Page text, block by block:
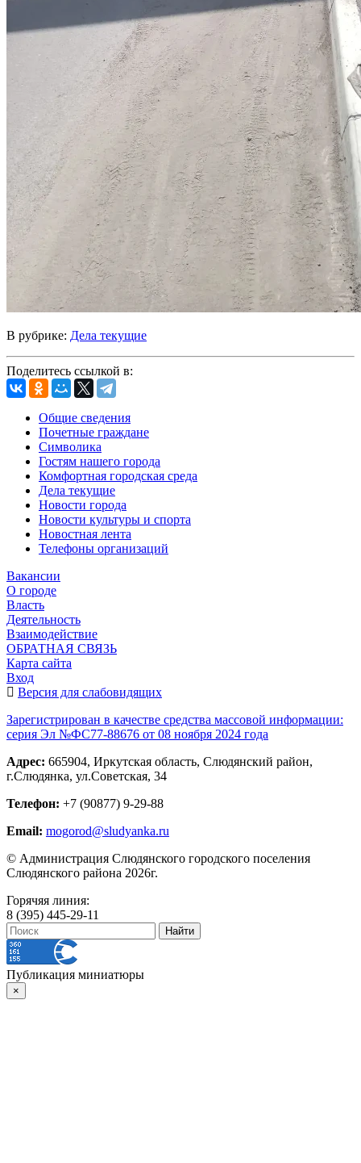
В рубрике: Дела текущие
Поделитесь ссылкой в:
Общие сведения
Почетные граждане
Символика
Гостям нашего города
Комфортная городская среда
Дела текущие
Новости города
Новости культуры и спорта
Новостная лента
Телефоны организаций
Вакансии
О городе
Власть
Деятельность
Взаимодействие
ОБРАТНАЯ СВЯЗЬ
Карта сайта
Вход
Версия для слабовидящих
Зарегистрирован в качестве средства массовой информации:
серия Эл №ФС77-88676 от 08 ноября 2024 года
Адрес: 665904, Иркутская область, Слюдянский район,
г.Слюдянка, ул.Советская, 34
Телефон: +7 (90877) 9-29-88
Email: mogorod@sludyanka.ru
© Администрация Слюдянского городского поселения
Слюдянского района 2026г.
Горячяя линия:
8 (395) 445-29-11
Публикация миниатюры
×